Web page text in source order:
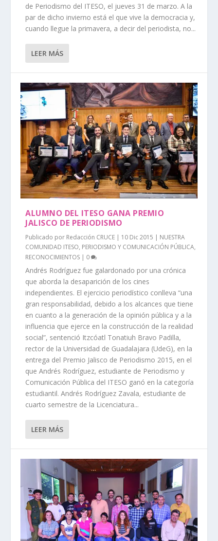
de Periodismo del ITESO, el jueves 31 de marzo. A la
par de dicho invierno está el que vive la democracia y,
cuando llegue la primavera, a decir del periodista, no...
LEER MÁS
ALUMNO DEL ITESO GANA PREMIO
JALISCO DE PERIODISMO
Publicado por Redacción CRUCE | 10 Dic 2015 | NUESTRA
COMUNIDAD ITESO, PERIODISMO Y COMUNICACIÓN PÚBLICA,
RECONOCIMIENTOS | 0
Andrés Rodríguez fue galardonado por una crónica
que aborda la desaparición de los cines
independientes. El ejercicio periodístico conlleva “una
gran responsabilidad, debido a los alcances que tiene
en cuanto a la generación de la opinión pública y a la
influencia que ejerce en la construcción de la realidad
social”, sentenció Itzcóatl Tonatiuh Bravo Padilla,
rector de la Universidad de Guadalajara (UdeG), en la
entrega del Premio Jalisco de Periodismo 2015, en el
que Andrés Rodríguez, estudiante de Periodismo y
Comunicación Pública del ITESO ganó en la categoría
estudiantil. Andrés Rodríguez Zavala, estudiante de
cuarto semestre de la Licenciatura...
LEER MÁS